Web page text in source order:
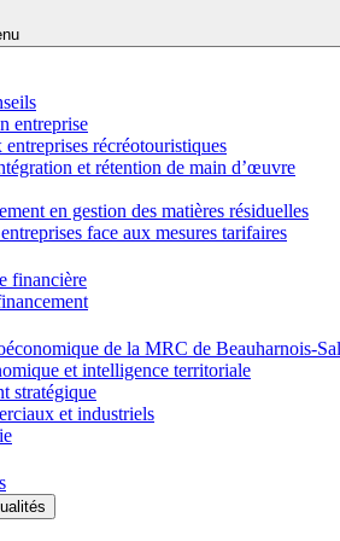
entreprise
entreprises récréotouristiques
et rétention de main d’œuvre
en gestion des matières résiduelles
face aux mesures tarifaires
financière
de la MRC de Beauharnois-
et intelligence territoriale
stratégique
et industriels